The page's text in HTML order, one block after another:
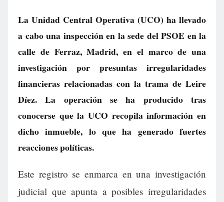
La Unidad Central Operativa (UCO) ha llevado
a cabo una inspección en la sede del PSOE en la
calle de Ferraz, Madrid, en el marco de una
investigación por presuntas irregularidades
financieras relacionadas con la trama de Leire
Díez. La operación se ha producido tras
conocerse que la UCO recopila información en
dicho inmueble, lo que ha generado fuertes
reacciones políticas.
Este registro se enmarca en una investigación
judicial que apunta a posibles irregularidades